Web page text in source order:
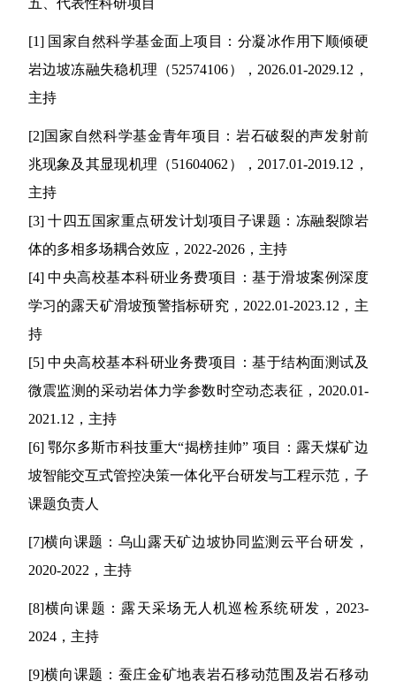
五、 代表性科研项目
[1] 国家自然科学基金面上项目： 分凝冰作用下顺倾硬
岩边坡冻融失稳机理（52574106），2026.01-2029.12 ，
主持
[2] 国家自然科学基金青年项目：岩石破裂的声发射前
兆现象及其显现机理（51604062），2017.01-2019.12 ，
主持
[3] 十四五国家重点研发计划项目子课题 ： 冻融裂隙岩
体的多相多场耦合效应，2022-2026， 主持
[4] 中央高校基本科研业务费项目： 基于滑坡案例深度
学习的露天矿滑坡预警指标研究，2022.01-2023.12 ，主
持
[5] 中央高校基本科研业务费项目： 基于结构面测试及
微震监测的采动岩体力学参数时空动态表征 ，2020.01-
2021.12，主持
[6] 鄂尔多斯市科技重大“揭榜挂帅” 项目 ： 露天煤矿边
坡智能交互式管控决策一体化平台研发与工程示范 ，子
课题负责人
[7]横向课题：乌山露天矿边坡协同监测云平台研发，
2020-2022，主持
[8]横向课题：露天采场无人机巡检系统研发， 2023-
2024，主持
[9]横向课题：蚕庄金矿地表岩石移动范围及岩石移动